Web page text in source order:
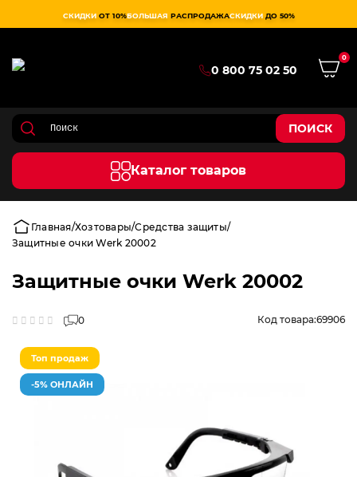
СКИДКИ ОТ 10%БОЛЬШАЯ РАСПРОДАЖАСКИДКИ ДО 50%
0 800 75 02 50
0
ПОИСК
Каталог товаров
Главная Хозтовары Средства защиты
Защитные очки Werk 20002
Защитные очки Werk 20002
0 Код товара:69906
Топ продаж
-5% ОНЛАЙН